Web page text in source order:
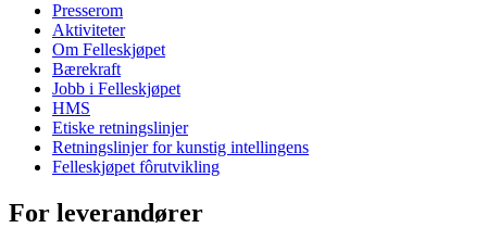
Presserom
Aktiviteter
Om Felleskjøpet
Bærekraft
Jobb i Felleskjøpet
HMS
Etiske retningslinjer
Retningslinjer for kunstig intellingens
Felleskjøpet fôrutvikling
For leverandører